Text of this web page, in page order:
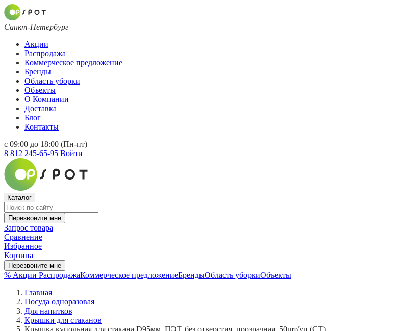
Санкт-Петербург
Акции
Распродажа
Коммерческое предложение
Бренды
Область уборки
Объекты
О Компании
Доставка
Блог
Контакты
с 09:00 до 18:00 (Пн-пт)
8 812 245-65-95 Войти
Каталог
Перезвоните мне
Запрос товара
Сравнение
Избранное
Корзина
Перезвоните мне
% Акции РаспродажаКоммерческое предложениеБрендыОбласть уборкиОбъекты
Главная
Посуда одноразовая
Для напитков
Крышки для стаканов
Крышка купольная для стакана D95мм, ПЭТ, без отверстия, прозрачная, 50шт/уп (СТ)